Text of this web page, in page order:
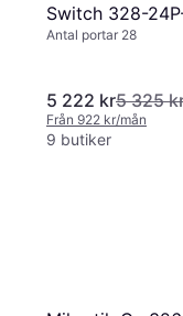
Switch 328-
Antal portar 28
5 222 kr5 325
Från 922 kr/mån
9 butiker